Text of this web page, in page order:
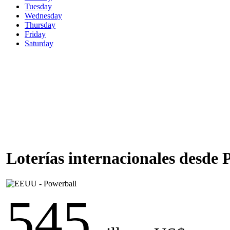
Tuesday
Wednesday
Thursday
Friday
Saturday
Loterías internacionales desde